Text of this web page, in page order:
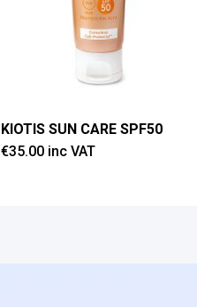
KIOTIS SUN CARE SPF50
€35.00 inc VAT